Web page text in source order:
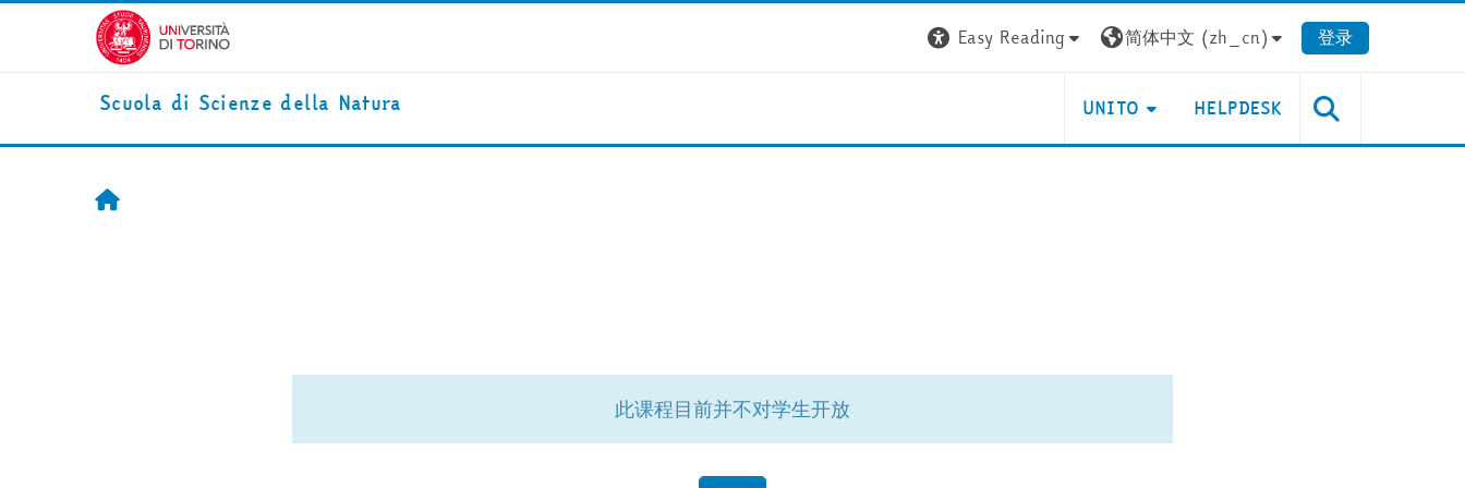
跳到主要内容
Easy Reading
简体中文 ‎(zh_cn)‎ 登录
Scuola di Scienze della Natura UNITO HELPDESK
首页
此课程目前并不对学生开放